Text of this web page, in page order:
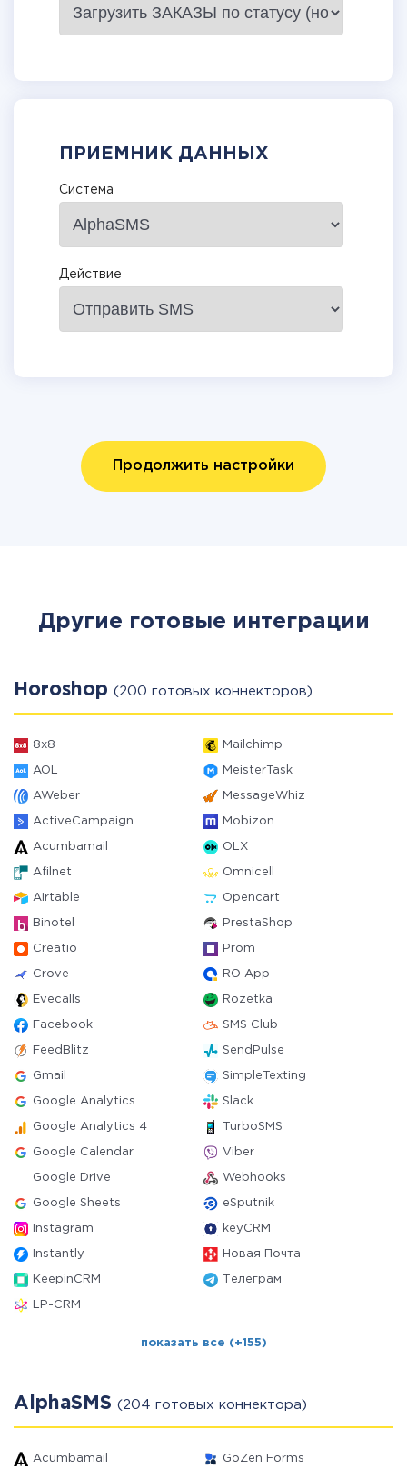
ПРИЕМНИК ДАННЫХ
Система
Действие
Продолжить настройки
Другие готовые интеграции
Horoshop (200 готовых коннекторов)
8x8 Mailchimp
AOL MeisterTask
AWeber MessageWhiz
ActiveCampaign Mobizon
Acumbamail OLX
Afilnet Omnicell
Airtable Opencart
Binotel PrestaShop
Creatio Prom
Crove RO App
Evecalls Rozetka
Facebook SMS Club
FeedBlitz SendPulse
Gmail SimpleTexting
Google Analytics Slack
Google Analytics 4 TurboSMS
Google Calendar Viber
Google Drive Webhooks
Google Sheets eSputnik
Instagram keyCRM
Instantly Новая Почта
KeepinCRM Телеграм
LP-CRM
показать все (+155)
AlphaSMS (204 готовых коннектора)
Acumbamail GoZen Forms